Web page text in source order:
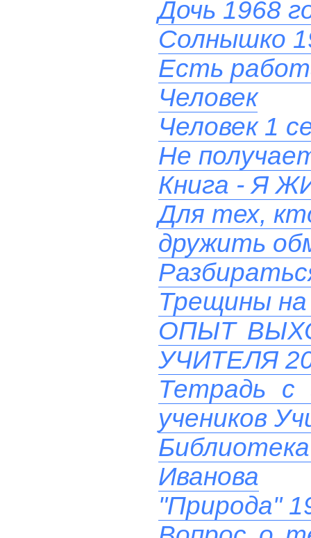
Дочь 1968
Солнышко
Есть
Человек
Человек 1
Не
Книга - Я
Для тех,
дружить
Трещины
ОПЫТ
УЧИТЕЛЯ
Тетрадь с
учеников
Иванова
"Природа"